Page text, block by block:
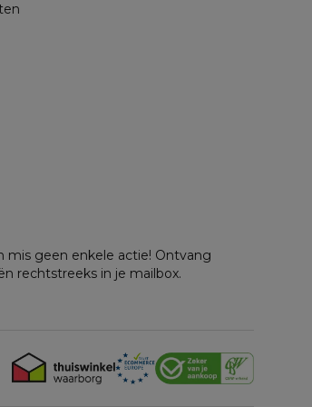
mis geen enkele actie! Ontvang
rechtstreeks in je mailbox.